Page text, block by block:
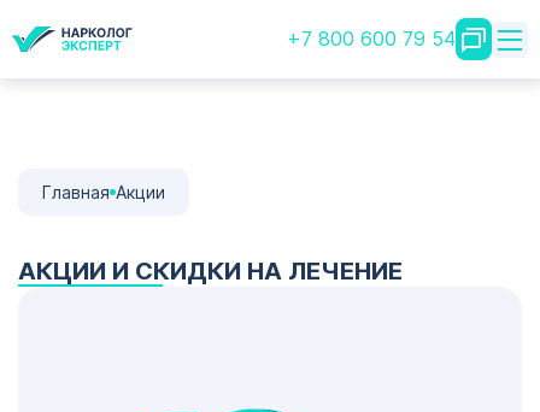
+7 800 600 79 54
Главная Акции
АКЦИИ И СКИДКИ НА ЛЕЧЕНИЕ